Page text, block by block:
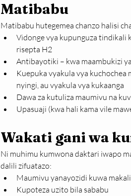
Matibabu
Matibabu hutegemea chanzo halisi
Vidonge vya kupunguza tindikali
risepta H2
Antibayotiki – kwa maambukizi ya
Kuepuka vyakula vya kuchochea
nyingi, au vyakula vya kukaanga
Dawa za kutuliza maumivu na
Upasuaji (kwa hali kama vile
Wakati gani wa
Ni muhimu kumwona daktari iwapo
dalili zifuatazo:
Maumivu yanayozidi kuwa
Kupoteza uzito bila sababu